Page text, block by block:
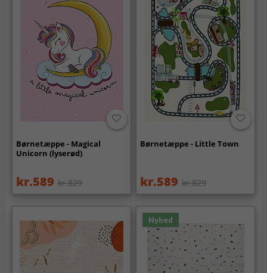
Børnetæppe - Magical
Unicorn (lyserød)
kr.589 kr.829
Børnetæppe - Little Town
kr.589 kr.829
Nyhed